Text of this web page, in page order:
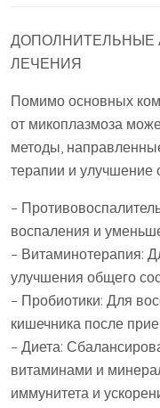
ДОПОЛНИТЕЛЬНЫЕ
ЛЕЧЕНИЯ
Помимо основных
от микоплазмоза
методы,
терапии и улучшение
–
воспаления и
– Витаминотерапия:
улучшения общего
– Пробиотики: Для
кишечника после
– Диета:
витаминами и
иммунитета и